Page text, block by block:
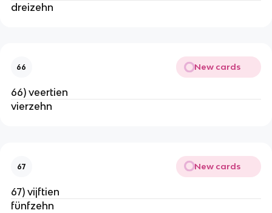
dreizehn
66 New cards
66) veertien
vierzehn
67 New cards
67) vijftien
fünfzehn